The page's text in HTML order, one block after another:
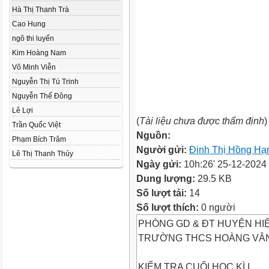
Hà Thị Thanh Trà
Cao Hung
ngô thi luyến
Kim Hoàng Nam
Võ Minh Viễn
Nguyễn Thị Tú Trinh
Nguyễn Thế Đông
Lê Lợi
Trần Quốc Việt
Phạm Bích Trâm
Lê Thị Thanh Thủy
(Tài liệu chưa được thẩm định)
Nguồn:
Người gửi: Đinh Thị Hồng
Ngày gửi: 10h:26' 25-12-2024
Dung lượng: 29.5 KB
Số lượt tải: 14
Số lượt thích: 0 người
PHÒNG GD & ĐT HUYỆN
TRƯỜNG THCS HOÀNG
KIỂM TRA CUỐI HỌC KÌ I